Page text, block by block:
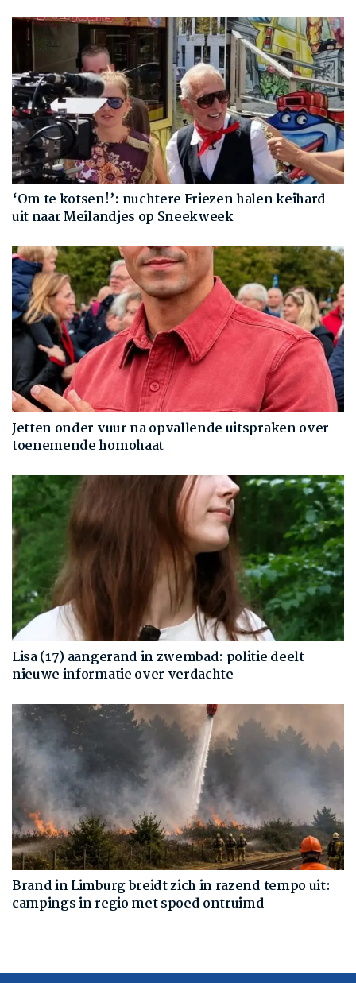
‘Om te kotsen!’: nuchtere Friezen halen keihard
uit naar Meilandjes op Sneekweek
Jetten onder vuur na opvallende uitspraken over
toenemende homohaat
Lisa (17) aangerand in zwembad: politie deelt
nieuwe informatie over verdachte
Brand in Limburg breidt zich in razend tempo uit:
campings in regio met spoed ontruimd